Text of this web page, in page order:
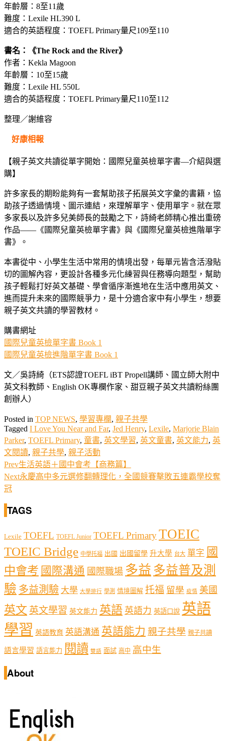
年齡層：8至11歲
難度：Lexile HL390 L
適合的英語程度：TOEFL Primary量尺109至110
書名：《The Rock and the River》
作者：Kekla Magoon
年齡層：10至15歲
難度：Lexile HL 550L
適合的英語程度：TOEFL Primary量尺110至112
整理／謝維容
好康相報
【親子英文共讀從單字開始：國際兒童英檢單字書—介紹與選
購】
許多家長的期盼能夠有一套幫助孩子拓展英文字彙的書籍，協
助孩子透過情境、圖示連結，來理解單字、使用單字。就在眾
多家長以及許多兒美師長的鼓勵之下，詩綺老師精心推出重磅
作品——《國際兒童英檢單字書》與《國際兒童英檢進階單字
書》。
本書從中、小學生生活中常用的情境出發，每單元皆含活潑貼
切的圖解內容，更設計各種多元化練習與任務導向題型，幫助
孩子輕鬆打好英文基礎、學會循序漸進地在生活中應用英文、
進而提升未來的國際競爭力，是十分適合家中有小學生，想要
親子英文共讀的學習教材。
購書網址
國際兒童英檢單字書 Book 1
國際兒童英檢進階單字書 Book 1
文／吳詩綺（ETS認證TOEFL iBT Propell講師、國立師大附中
英文科教師、English OK專欄作家、甜豆親子英文共讀粉絲團
創辦人）
Posted in TOP NEWS, 學習專欄, 親子共學
Tagged I Love You Near and Far, Jed Henry, Lexile, Marjorie Blain
Parker, TOEFL Primary, 童書, 英文學習, 英文童書, 英文能力, 英
文閱讀, 親子共學, 親子活動
Prev生活英語＋國中會考【商務篇】
Next永慶高中多元選修翻轉理化，全國競賽擊敗五連霸學校奪
冠
TAGS
Lexile TOEFL TOEFL Junior TOEFL PrimaryTOEIC
TOEIC Bridge 中學托福 出國 出國留學 升大學 台大 單字 國
中會考 國際溝通 國際職場 多益 多益普及測
驗 多益測驗 大學 大學排行 學測 情境圖解 托福 留學 疫情 美國
英文 英文學習 英文能力 英語 英語力 英語口說 英語
學習 英語教育 英語溝通 英語能力 親子共學 親子共讀
語言學習 語言能力 閱讀 雙語 面試 高中 高中生
About